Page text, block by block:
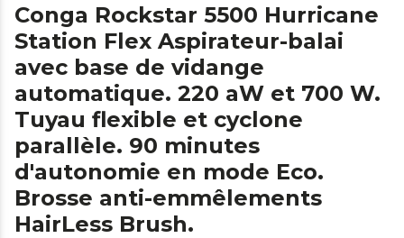
Conga Rockstar 5500 Hurricane
Station Flex Aspirateur-balai
avec base de vidange
automatique. 220 aW et 700 W.
Tuyau flexible et cyclone
parallèle. 90 minutes
d'autonomie en mode Eco.
Brosse anti-emmêlements
HairLess Brush.